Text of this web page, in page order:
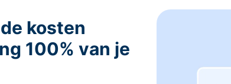
kosten
100% van je